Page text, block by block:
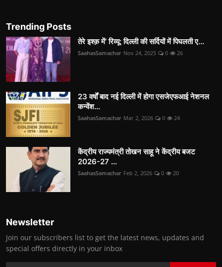
Trending Posts
तेरे इश्क़ में’ रिव्यू: दिल्ली की सर्दियों में पिघलती ए...
SaahasSamachar Nov 24, 2025 0 26
23 वर्षों बाद नई दिल्ली में होगा एसजेएफआई नेशनल
कन्वेंश...
SaahasSamachar Mar 2, 2026 0 24
केंद्रीय राज्यमंत्री तोखन साहू ने केंद्रीय बजट
2026-27 ...
SaahasSamachar Feb 2, 2026 0 20
Newsletter
Join our subscribers list to get the latest news, updates and
special offers directly in your inbox